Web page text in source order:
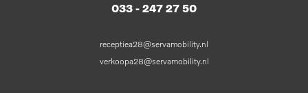
033 - 247 27 50
receptiea28@servamobility.nl
verkoopa28@servamobility.nl